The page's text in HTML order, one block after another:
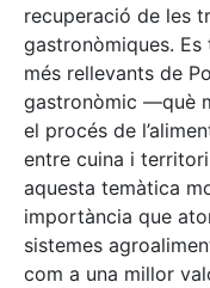
recuperació de les
gastronòmiques. Es
més rellevants de
gastronòmic —què
el procés de
entre cuina i
aquesta temàtica
importància que
sistemes
com a una millor